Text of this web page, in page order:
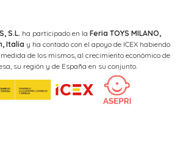
S.L. ha participado en la Feria TOYS MILANO,
Italiay ha contado con el apoyo de ICEX habiendo
de los mismos, al crecimiento económico de
su región y de España en su conjunto.